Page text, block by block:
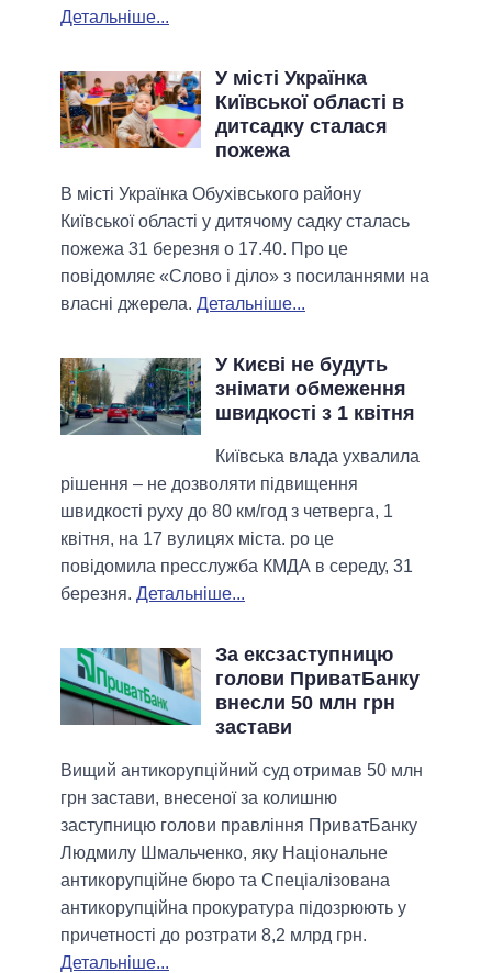
Детальніше...
У місті Українка
Київської області в
дитсадку сталася
пожежа
В місті Українка Обухівського району
Київської області у дитячому садку сталась
пожежа 31 березня о 17.40. Про це
повідомляє «Слово і діло» з посиланнями на
власні джерела. Детальніше...
У Києві не будуть
знімати обмеження
швидкості з 1 квітня
Київська влада ухвалила
рішення – не дозволяти підвищення
швидкості руху до 80 км/год з четверга, 1
квітня, на 17 вулицях міста. ро це
повідомила пресслужба КМДА в середу, 31
березня. Детальніше...
За ексзаступницю
голови ПриватБанку
внесли 50 млн грн
застави
Вищий антикорупційний суд отримав 50 млн
грн застави, внесеної за колишню
заступницю голови правління ПриватБанку
Людмилу Шмальченко, яку Національне
антикорупційне бюро та Спеціалізована
антикорупційна прокуратура підозрюють у
причетності до розтрати 8,2 млрд грн.
Детальніше...